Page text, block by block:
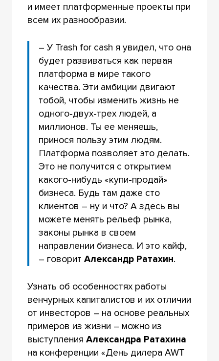
и имеет платформенные проекты при
всем их разнообразии.
– У Trash for cash я увидел, что она
будет развиваться как первая
платформа в мире такого
качества. Эти амбиции двигают
тобой, чтобы изменить жизнь не
одного-двух-трех людей, а
миллионов. Ты ее меняешь,
принося пользу этим людям.
Платформа позволяет это делать.
Это не получится с открытием
какого-нибудь «купи-продай»
бизнеса. Будь там даже сто
клиентов – ну и что? А здесь вы
можете менять рельеф рынка,
законы рынка в своем
направлении бизнеса. И это кайф,
– говоритАлександр Ратахин.
Узнать об особенностях работы
венчурных капиталистов и их отличии
от инвесторов – на основе реальных
примеров из жизни – можно из
выступления Александра Ратахина
на конференции «День дилера AWT